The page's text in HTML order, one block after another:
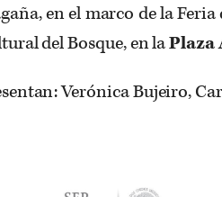
en el marco de la
del Bosque, en laPlaza
Verónica Bujeiro,